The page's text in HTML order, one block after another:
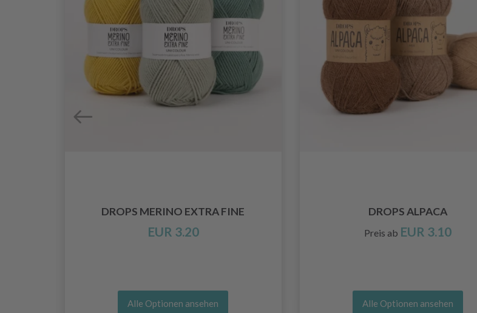
DROPS MERINO EXTRA FINE
EUR 3.20
Alle Optionen ansehen
DROPS ALPACA
Preis ab EUR 3.10
Alle Optionen ansehen